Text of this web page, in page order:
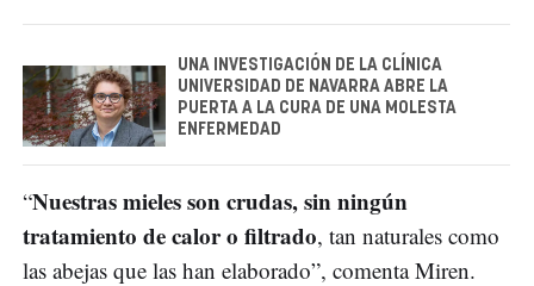
UNA INVESTIGACIÓN DE LA CLÍNICA
UNIVERSIDAD DE NAVARRA ABRE LA
PUERTA A LA CURA DE UNA MOLESTA
ENFERMEDAD
“Nuestras mieles son crudas, sin ningún
tratamiento de calor o filtrado, tan naturales como
las abejas que las han elaborado”, comenta Miren.